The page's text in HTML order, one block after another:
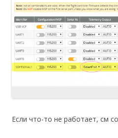
Если что-то не работает, см